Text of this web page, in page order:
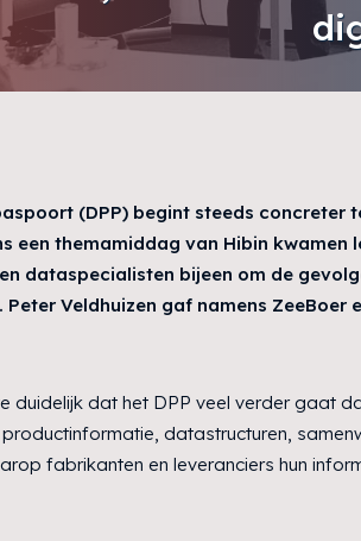
(DPP) begint steeds concreter
een themamiddag van Hibin kwamen
dataspecialisten bijeen om de
Veldhuizen gaf namens ZeeBoer
duidelijk dat het DPP veel verder gaat
datastructuren,
fabrikanten en leveranciers hun